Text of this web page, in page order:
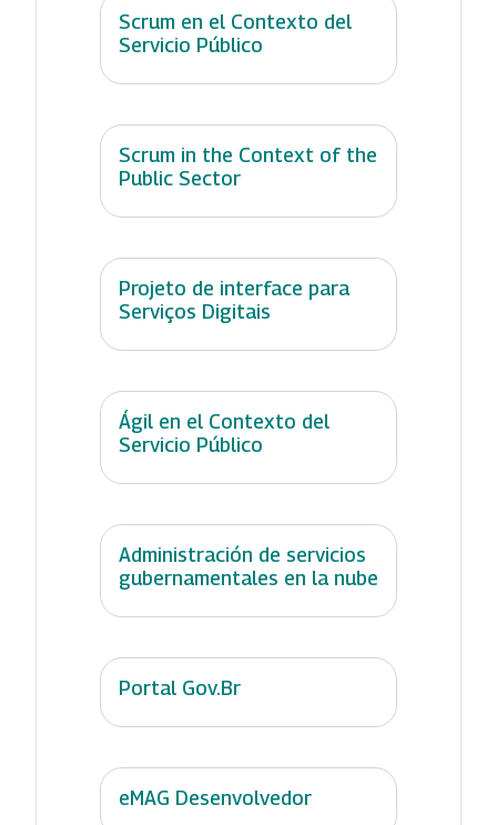
Scrum en el Contexto del
Servicio Público
Scrum in the Context of the
Public Sector
Projeto de interface para
Serviços Digitais
Ágil en el Contexto del
Servicio Público
Administración de servicios
gubernamentales en la nube
Portal Gov.Br
eMAG Desenvolvedor